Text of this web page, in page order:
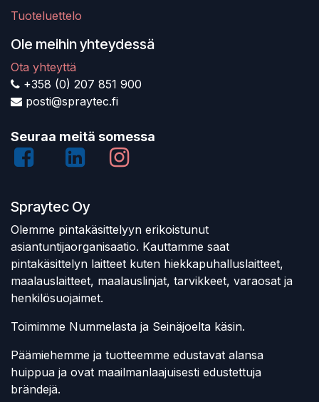
Tuoteluettelo
Ole meihin yhteydessä
Ota yhteyttä
+358 (0) 207 851 900
posti@spraytec.fi
Seuraa meitä somessa
Spraytec Oy
Olemme pintakäsittelyyn erikoistunut
asiantuntijaorganisaatio. Kauttamme saat
pintakäsittelyn laitteet kuten hiekkapuhalluslaitteet,
maalauslaitteet, maalauslinjat, tarvikkeet, varaosat ja
henkilösuojaimet.
Toimimme Nummelasta ja Seinäjoelta käsin.
Päämiehemme ja tuotteemme edustavat alansa
huippua ja ovat maailmanlaajuisesti edustettuja
brändejä.